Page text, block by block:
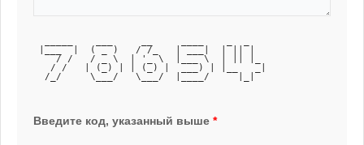
|___  |  ( _ )   / /_   | ___|  | || |
    / /   / _ \  | '_ \  |___ \  | || |_
   / /   | (_) | | (_) |  ___) | |__   _|
  /_/     \___/   \___/  |____/     |_|
Введите код, указанный выше *